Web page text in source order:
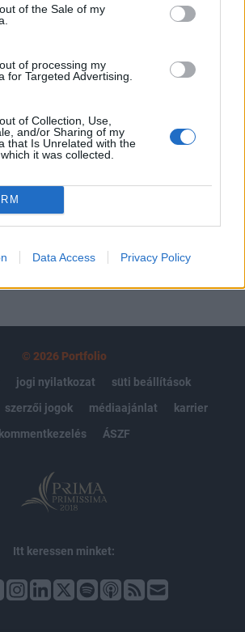
of the Sale of my
of processing my
for Targeted Advertising.
of Collection, Use,
and/or Sharing of my
that Is Unrelated with the
it was collected.
Data Access Privacy Policy
olvasása előfizetéses
tartalmazza:
cikkarchívum
VAGY?BEJELENTKEZÉS
© 2026 Portfolio
jogi nyilatkozat
süti beállítások
szerzői jogok médiaajánlat
karrier
kommentkezelés
ÁSZF
Itt keressen minket: